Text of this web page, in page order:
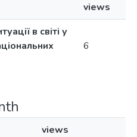
views
в світі у
6
views